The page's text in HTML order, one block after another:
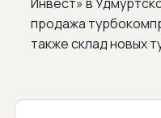
продажа
также склад новых